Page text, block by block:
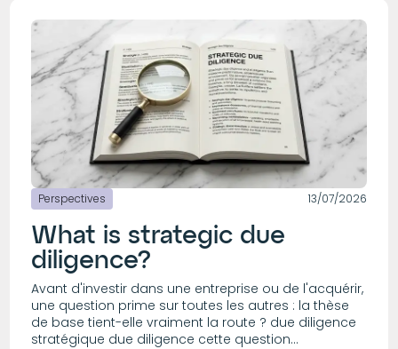
Perspectives 13/07/2026
What is strategic due
diligence?
Avant d'investir dans une entreprise ou de l'acquérir,
une question prime sur toutes les autres : la thèse
de base tient-elle vraiment la route ? due diligence
stratégique due diligence cette question...